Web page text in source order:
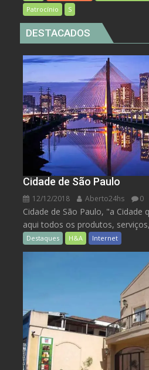
Patrocínio
S
DESTACADOS
Cidade de São Paulo
12/12/2018 Aberto24hs 0
Cidade de São Paulo, "a Cidade
aqui todos os produtos,
Destaques H&A Internet